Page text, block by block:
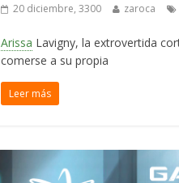
20 diciembre, 3300 zaroca
Arissa Lavigny, la extrovertida
comerse a su propia
Leer más